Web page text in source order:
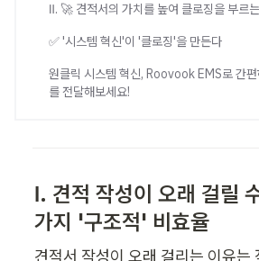
Ⅱ. 🚀 견적서의 가치를 높여 클로징을 부르
✅ '시스템 혁신'이 '클로징'을 만든다
원클릭 시스템 혁신, Roovook EMS로 간
를 전달해보세요!
Ⅰ. 견적 작성이 오래 걸릴
가지 '구조적' 비효율
견적서 작성이 오래 걸리는 이유는